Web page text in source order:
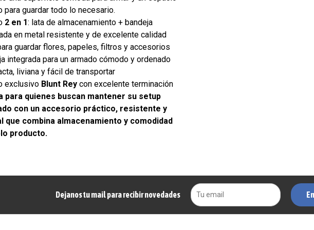
para guardar todo lo necesario.
2 en 1: lata de almacenamiento + bandeja
en metal resistente y de excelente calidad
guardar flores, papeles, filtros y accesorios
integrada para un armado cómodo y ordenado
liviana y fácil de transportar
exclusivo Blunt Rey con excelente terminación
para quienes buscan mantener su setup
con un accesorio práctico, resistente y
que combina almacenamiento y comodidad
producto.
Dejanos tu mail para recibir novedades